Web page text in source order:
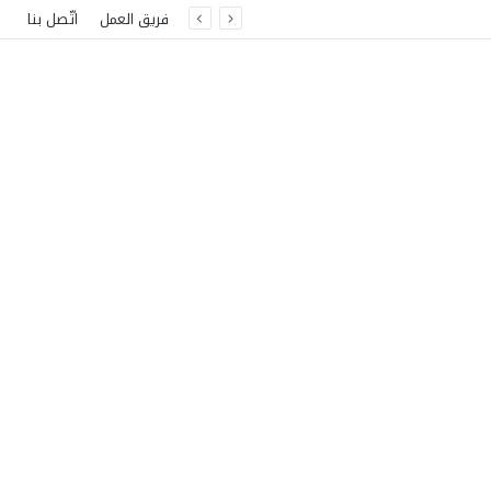
فريق العمل اتّصل بنا